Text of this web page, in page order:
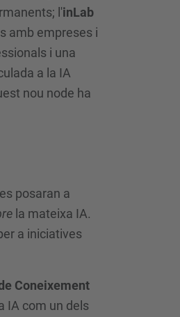
l'inLab
amb empreses i
i una
a la IA
nou node ha
posaran a
la mateixa IA.
a iniciatives
Coneixement
IA com un dels